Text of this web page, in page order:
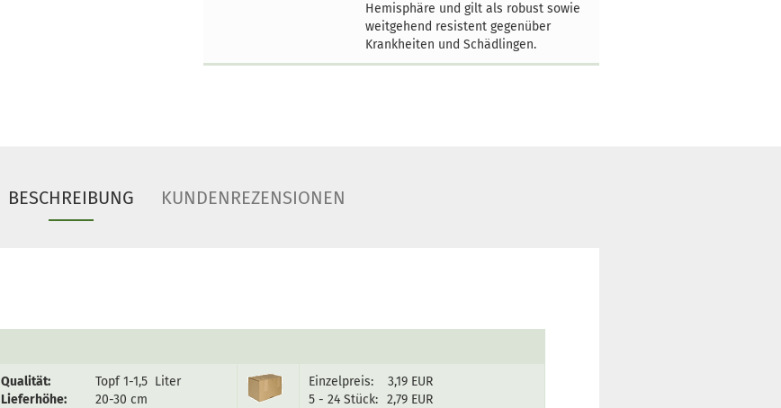
Hemisphäre und gilt als robust sowie
weitgehend resistent gegenüber
Krankheiten und Schädlingen.
BESCHREIBUNG KUNDENREZENSIONEN
Qualität:
Topf 1-1,5 Liter
Lieferhöhe:
20-30 cm
Einzelpreis:
3,19 EUR
5 - 24 Stück: 2,79 EUR